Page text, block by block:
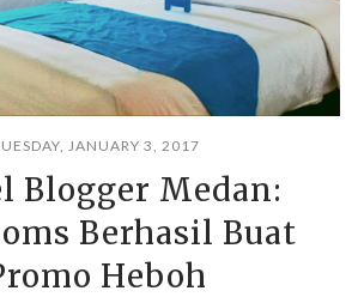
JANUARY 3, 2017
Blogger Medan:
Berhasil Buat
Heboh